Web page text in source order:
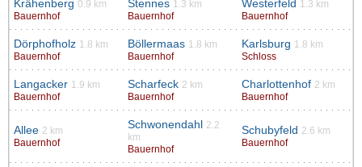
Krähenberg 0.9 km
Bauernhof
Stennes 1.3 km
Bauernhof
Westerfeld 1.3 km
Bauernhof
Dörphofholz 1.8 km
Bauernhof
Böllermaas 1.8 km
Bauernhof
Karlsburg 1.8 km
Schloss
Langacker 1.9 km
Bauernhof
Scharfeck 2 km
Bauernhof
Charlottenhof 2 km
Bauernhof
Allee 2 km
Bauernhof
Schwonendahl
2.2
km
Bauernhof
Schubyfeld 2.6 km
Bauernhof